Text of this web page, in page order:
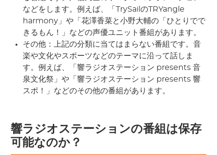
などをします。例えば、「TrySailのTRYangle
harmony」や「花澤香菜と小野大輔の「ひとりでで
きるもん！」などの声優ユニット番組があります。
その他：上記の分類に当てはまらない番組です。音
楽や文化やスポーツなどのテーマに沿って話しま
す。例えば、「響ラジオステーション presents音
泉文化祭」や「響ラジオステーション presents響
スポ！」などのその他の番組があります。
響ラジオステーションの番組は保存
可能なのか？